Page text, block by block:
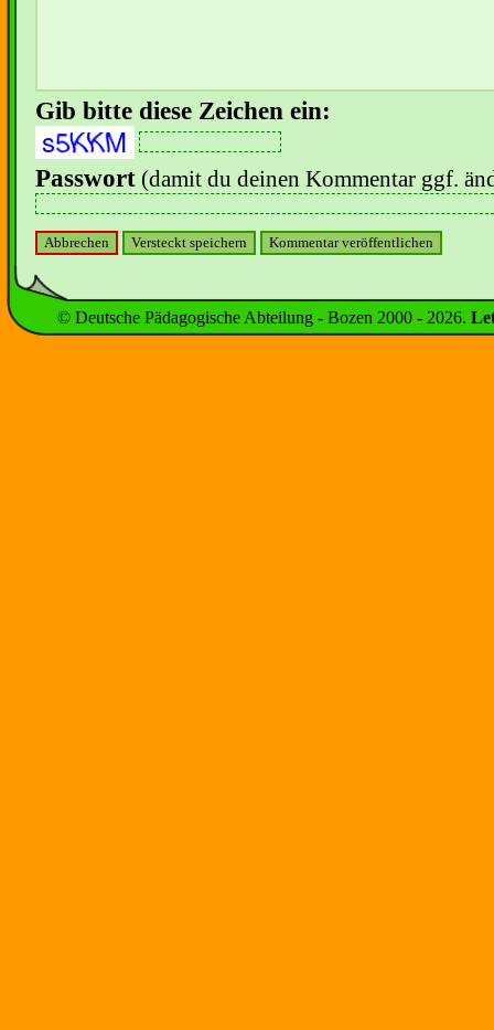
Gib bitte diese Zeichen ein:
Passwort (damit du deinen Kommentar ggf.
© Deutsche Pädagogische Abteilung - Bozen 2000 - 2026.